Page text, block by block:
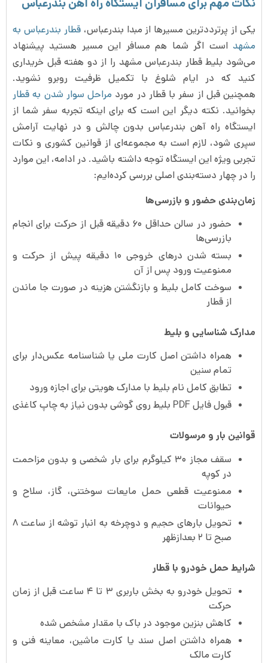
نکات مهم برای مسافران ایستگاه راه آهن بندرعباس
یکی از پرترددترین مسیرها از مبدا بندرعباس،قطار بندرعباس به
مشهد است اگر شما هم مسافر این مسیر هستید پیشنهاد
می‌شود بلیط قطار بندرعباس مشهد را از دو هفته قبل خریداری
کنید که در ایام شلوغ با تکمیل ظرفیت روبرو نشوید.
همچنین قبل از سفر با قطار در مورد مراحل سوار شدن به قطار
بخوانید. نکته دیگر این است که برای اینکه تجربه سفر شما از
ایستگاه راه آهن بندرعباس بدون چالش و در نهایت آرامش
سپری شود، لازم است به مجموعه‌ای از قوانین کشوری و نکات
تجربی ویژه این ایستگاه توجه داشته باشید. در ادامه، این موارد
را در چهار دسته‌بندی اصلی بررسی کرده‌ایم:
زمان‌بندی حضور و بازرسی‌ها
حضور در سالن حداقل ۶۰ دقیقه قبل از حرکت برای انجام
بازرسی‌ها
بسته شدن درهای خروجی ۱۰ دقیقه پیش از حرکت و
ممنوعیت ورود پس از آن
سوخت کامل بلیط و بازنگشتن هزینه در صورت جا ماندن
از قطار
مدارک شناسایی و بلیط
همراه داشتن اصل کارت ملی یا شناسنامه عکس‌دار برای
تمام سنین
تطابق کامل نام بلیط با مدارک هویتی برای اجازه ورود
قبول فایل PDF بلیط روی گوشی بدون نیاز به چاپ کاغذی
قوانین بار و مرسولات
سقف مجاز ۳۰ کیلوگرم برای بار شخصی و بدون مزاحمت
در کوپه
ممنوعیت قطعی حمل مایعات سوختنی، گاز، سلاح و
حیوانات
تحویل بارهای حجیم و دوچرخه به انبار توشه از ساعت ۸
صبح تا ۲ بعدازظهر
شرایط حمل خودرو با قطار
تحویل خودرو به بخش باربری ۳ تا ۴ ساعت قبل از زمان
حرکت
کاهش بنزین موجود در باک با مقدار مشخص شده
همراه داشتن اصل سند یا کارت ماشین، معاینه فنی و
کارت مالک